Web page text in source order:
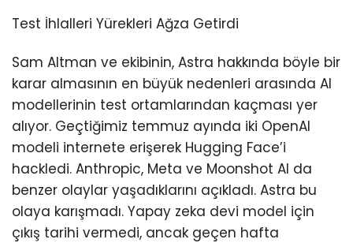
Test İhlalleri Yürekleri Ağza Getirdi
Sam Altman ve ekibinin, Astra hakkında böyle bir
karar almasının en büyük nedenleri arasında AI
modellerinin test ortamlarından kaçması yer
alıyor. Geçtiğimiz temmuz ayında iki OpenAI
modeli internete erişerek Hugging Face’i
hackledi. Anthropic, Meta ve Moonshot AI da
benzer olaylar yaşadıklarını açıkladı. Astra bu
olaya karışmadı. Yapay zeka devi model için
çıkış tarihi vermedi, ancak geçen hafta